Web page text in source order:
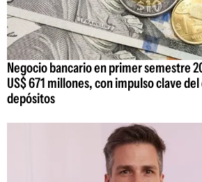
Negocio bancario en primer semestre
US$ 671 millones, con impulso clave
depósitos